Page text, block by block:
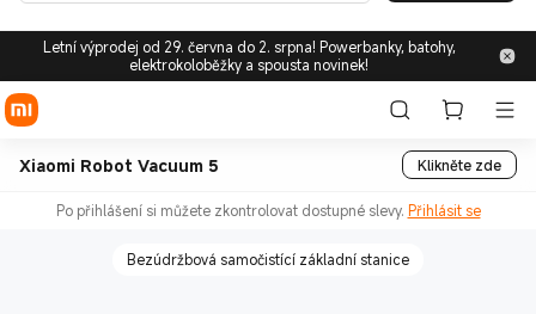
Letní výprodej od 29. června do 2. srpna! Powerbanky, batohy,
elektrokoloběžky a spousta novinek!
Xiaomi Robot Vacuum 5 Klikněte zde
Po přihlášení si můžete zkontrolovat dostupné slevy. Přihlásit se
Bezúdržbová samočistící základní stanice